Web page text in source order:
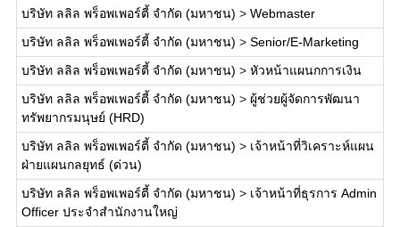
บริษัท ลลิล พร็อพเพอร์ตี้ จำกัด (มหาชน) > Webmaster
บริษัท ลลิล พร็อพเพอร์ตี้ จำกัด (มหาชน) > Senior/E-Marketing
บริษัท ลลิล พร็อพเพอร์ตี้ จำกัด (มหาชน) > หัวหน้าแผนกการเงิน
บริษัท ลลิล พร็อพเพอร์ตี้ จำกัด (มหาชน) > ผู้ช่วยผู้จัดการพัฒนา
ทรัพยากรมนุษย์ (HRD)
บริษัท ลลิล พร็อพเพอร์ตี้ จำกัด (มหาชน) > เจ้าหน้าที่วิเคราะห์แผน
ฝ่ายแผนกลยุทธ์ (ด่วน)
บริษัท ลลิล พร็อพเพอร์ตี้ จำกัด (มหาชน) > เจ้าหน้าที่ธุรการ Admin
Officer ประจำสำนักงานใหญ่